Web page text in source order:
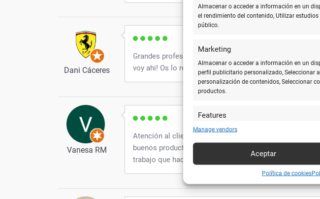
Almacenar o acceder a información en un
el rendimiento del contenido, Utilizar
público.
Marketing
Almacenar o acceder a información en un
perfil publicitario personalizado, Seleccionar
personalización de contenidos, Seleccionar
productos.
Features
Cotejar y combinar fuentes de datos off line,
Utilizar datos de localización
Manage vendors
Aceptar
Política de cookies
Dani Cáceres
Grandes profesionales! Y gran trato! Siempre que tengo
voy ahi! Os lo recomiendo!
Vanesa RM
Atención al cliente por parte de Carla, excepcional.
buenos productos y amabilidad. No se puede pedir más.
trabajo que hacéis.